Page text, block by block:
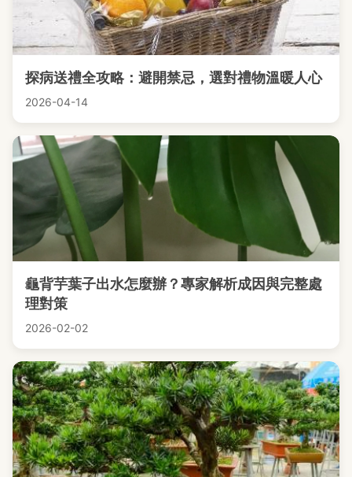
探病送禮全攻略：避開禁忌，選對禮物溫暖人心
2026-04-14
龜背芋葉子出水怎麼辦？專家解析成因與完整處
理對策
2026-02-02